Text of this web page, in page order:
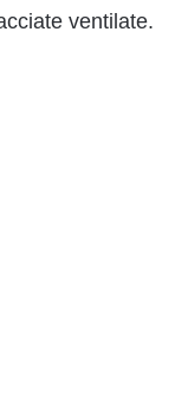
ventilate.